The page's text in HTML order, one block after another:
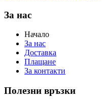
За нас
Начало
За нас
Доставка
Плащане
За контакти
Полезни връзки